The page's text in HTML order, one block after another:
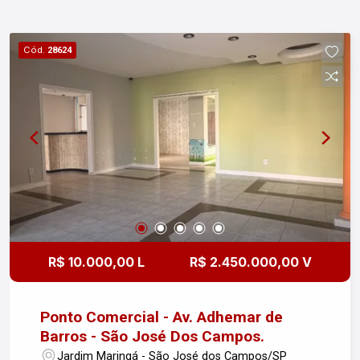
Cód. 28624
R$ 10.000,00 L R$ 2.450.000,00 V
Ponto Comercial - Av. Adhemar de
Barros - São José Dos Campos.
Jardim Maringá - São José dos Campos/SP